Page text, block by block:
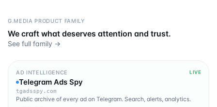
G.MEDIA PRODUCT FAMILY
We craft what deserves attention and trust.
See full family →
AD INTELLIGENCE LIVE
Telegram Ads Spy
tgadsspy.com
Public archive of every ad on Telegram. Search, alerts, analytics.